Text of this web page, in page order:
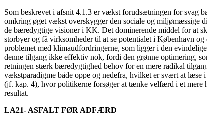
Som beskrevet i afsnit 4.1.3 er vækst forudsætningen for svag
omkring øget vækst overskygger den sociale og
de bæredygtige visioner i KK. Det dominerende middel for at
storbyer og få virksomheder til at se potentialet i København
problemet med klimaudfordringerne, som ligger i den
denne tilgang ikke effektiv nok, fordi den grønne optimering,
retningen stærk bæredygtighed behov for en mere radikal
vækstparadigme både oppe og nedefra, hvilket er svært at
(jf. kap. 4), hvor politikerne forsøger at tænke velfærd i et mere
resultat.
LA21- ASFALT FØR ADFÆRD